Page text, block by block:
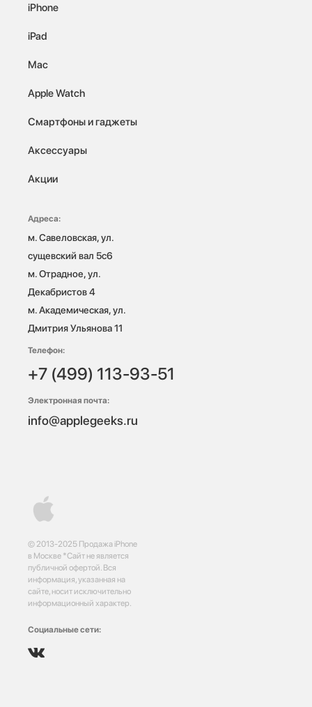
© 2013-2025 Продажа iPhone
в Москве *Сайт не является
публичной офертой. Вся
информация, указанная на
сайте, носит исключительно
информационный характер.
Социальные сети:
iPhone
iPad
Mac
Apple Watch
Смартфоны и гаджеты
Аксессуары
Акции
Адреса:
м. Савеловская, ул.
сущевский вал 5с6
м. Отрадное, ул.
Декабристов 4
м. Академическая, ул.
Дмитрия Ульянова 11
Телефон:
+7 (499) 113-93-51
Электронная почта:
info@applegeeks.ru